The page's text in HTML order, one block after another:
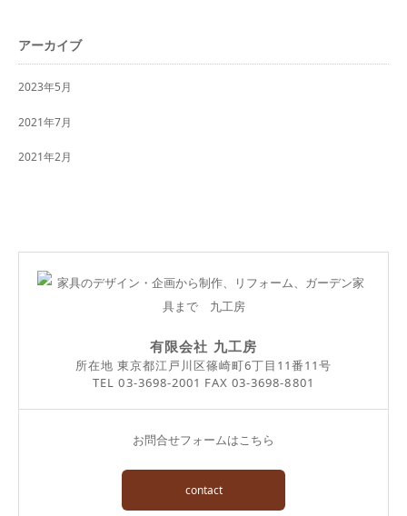
アーカイブ
2023年5月
2021年7月
2021年2月
有限会社 九工房
所在地 東京都江戸川区篠崎町6丁目11番11号
TEL 03-3698-2001 FAX 03-3698-8801
お問合せフォームはこちら
contact